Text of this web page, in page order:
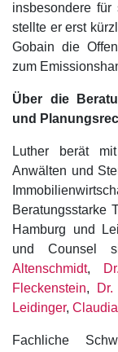
insbesondere
stellte er erst
Gobain die
zum
Über die
und
Luther berät
Anwälten und
Beratungsstarke
Hamburg und
und Counsel
Altenschmidt,
Fleckenstein,
Leidinger,
Fachliche